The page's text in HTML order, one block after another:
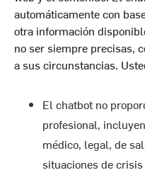
automáticamente con
otra información
no ser siempre precisas,
a sus circunstancias.
El chatbot no
profesional,
médico, legal, de
situaciones de